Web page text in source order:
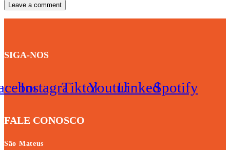
SIGA-NOS
InstagramTiktokYoutubeLinkedinSpotify
FALE CONOSCO
São Mateus